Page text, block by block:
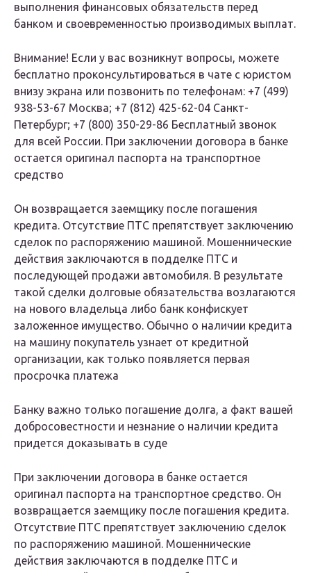
выполнения финансовых обязательств перед
банком и своевременностью производимых выплат.
Внимание! Если у вас возникнут вопросы, можете
бесплатно проконсультироваться в чате с юристом
внизу экрана или позвонить по телефонам: +7 (499)
938-53-67 Москва; +7 (812) 425-62-04 Санкт-
Петербург; +7 (800) 350-29-86 Бесплатный звонок
для всей России. При заключении договора в банке
остается оригинал паспорта на транспортное
средство
Он возвращается заемщику после погашения
кредита. Отсутствие ПТС препятствует заключению
сделок по распоряжению машиной. Мошеннические
действия заключаются в подделке ПТС и
последующей продажи автомобиля. В результате
такой сделки долговые обязательства возлагаются
на нового владельца либо банк конфискует
заложенное имущество. Обычно о наличии кредита
на машину покупатель узнает от кредитной
организации, как только появляется первая
просрочка платежа
Банку важно только погашение долга, а факт вашей
добросовестности и незнание о наличии кредита
придется доказывать в суде
При заключении договора в банке остается
оригинал паспорта на транспортное средство. Он
возвращается заемщику после погашения кредита.
Отсутствие ПТС препятствует заключению сделок
по распоряжению машиной. Мошеннические
действия заключаются в подделке ПТС и